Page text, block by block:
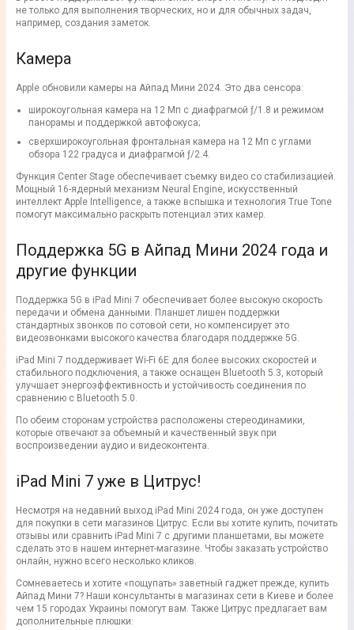
не только для выполнения творческих, но и для обычных задач,
например, создания заметок.
Камера
Apple обновили камеры на Айпад Мини 2024. Это два сенсора:
широкоугольная камера на 12 Мп с диафрагмой ƒ/1.8 и режимом
панорамы и поддержкой автофокуса;
сверхширокоугольная фронтальная камера на 12 Мп с углами
обзора 122 градуса и диафрагмой ƒ/2.4.
Функция Center Stage обеспечивает съемку видео со стабилизацией.
Мощный 16-ядерный механизм Neural Engine, искусственный
интеллект Apple Intelligence, а также вспышка и технология True Tone
помогут максимально раскрыть потенциал этих камер.
Поддержка 5G в Айпад Мини 2024 года и
другие функции
Поддержка 5G в iPad Mini 7 обеспечивает более высокую скорость
передачи и обмена данными. Планшет лишен поддержки
стандартных звонков по сотовой сети, но компенсирует это
видеозвонками высокого качества благодаря поддержке 5G.
iPad Mini 7 поддерживает Wi-Fi 6E для более высоких скоростей и
стабильного подключения, а также оснащен Bluetooth 5.3, который
улучшает энергоэффективность и устойчивость соединения по
сравнению с Bluetooth 5.0.
По обеим сторонам устройства расположены стереодинамики,
которые отвечают за объемный и качественный звук при
воспроизведении аудио и видеоконтента.
iPad Mini 7 уже в Цитрус!
Несмотря на недавний выход iPad Mini 2024 года, он уже доступен
для покупки в сети магазинов Цитрус. Если вы хотите купить, почитать
отзывы или сравнить iPad Mini 7 с другими планшетами, вы можете
сделать это в нашем интернет-магазине. Чтобы заказать устройство
онлайн, нужно всего несколько кликов.
Сомневаетесь и хотите «пощупать» заветный гаджет прежде, купить
Айпад Мини 7? Наши консультанты в магазинах сети в Киеве и более
чем 15 городах Украины помогут вам. Также Цитрус предлагает вам
дополнительные плюшки: